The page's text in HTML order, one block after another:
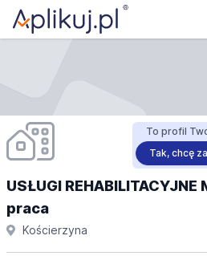
To profil
Tak, chcę
USŁUGI
praca
Kościerzyna